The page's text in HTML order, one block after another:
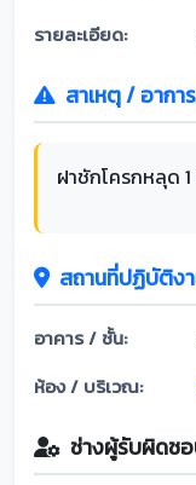
รายละเอียด:
สาเหตุ / อากา
ฝาชักโครกหลุด
สถานที่ปฏิบัติง
อาคาร / ชั้น:
ห้อง / บริเวณ:
ช่างผู้รับผิดชอ